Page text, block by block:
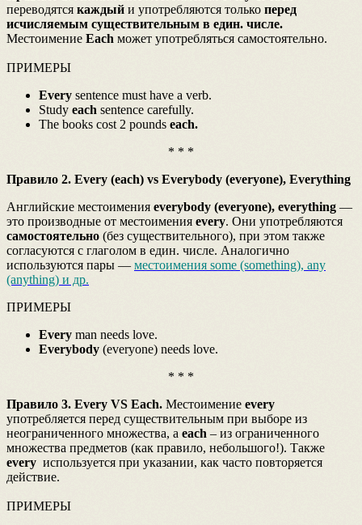
переводятся каждый и употребляются только перед
исчисляемым существительным в един. числе.
Местоимение Each может употребляться самостоятельно.
ПРИМЕРЫ
Every sentence must have a verb.
Study each sentence carefully.
The books cost 2 pounds each.
* * *
Правило 2. Every (each) vs Everybody (everyone), Everything
Английские местоимения everybody (everyone), everything —
это производные от местоимения every. Они употребляются
самостоятельно (без существительного), при этом также
согласуются с глаголом в един. числе. Аналогично
используются пары —местоимения some (something), any
(anything) и др.
ПРИМЕРЫ
Every man needs love.
Everybody (everyone) needs love.
* * *
Правило 3. Every VS Each. Местоимение every
употребляется перед существительным при выборе из
неограниченного множества, а each – из ограниченного
множества предметов (как правило, небольшого!). Также
every используется при указании, как часто повторяется
действие.
ПРИМЕРЫ